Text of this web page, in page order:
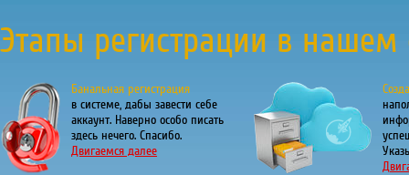
Этапы регистрации в нашем
Банальная регистрация
в системе, дабы завести себе
аккаунт. Наверно особо писать
здесь нечего. Спасибо.
Двигаемся далее